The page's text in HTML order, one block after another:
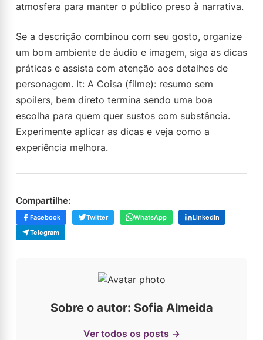
atmosfera para manter o público preso à narrativa.
Se a descrição combinou com seu gosto, organize
um bom ambiente de áudio e imagem, siga as dicas
práticas e assista com atenção aos detalhes de
personagem. It: A Coisa (filme): resumo sem
spoilers, bem direto termina sendo uma boa
escolha para quem quer sustos com substância.
Experimente aplicar as dicas e veja como a
experiência melhora.
Compartilhe:
Facebook Twitter WhatsApp
LinkedIn
Telegram
Sobre o autor: Sofia Almeida
Ver todos os posts →